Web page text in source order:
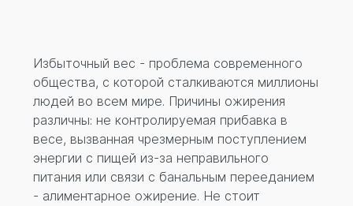
Избыточный вес - проблема современного
общества, с которой сталкиваются миллионы
людей во всем мире. Причины ожирения
различны: не контролируемая прибавка в
весе, вызванная чрезмерным поступлением
энергии с пищей из-за неправильного
питания или связи с банальным перееданием
- алиментарное ожирение. Не стоит